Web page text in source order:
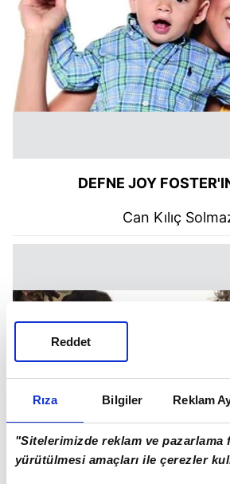
Rıza Bilgiler Reklam
"Sitelerimizde reklam ve pazarlama
yürütülmesi amaçları ile çerezler
Reddet
DEFNE JOY
Can Kılıç